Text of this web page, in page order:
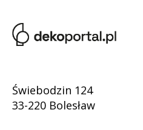
Świebodzin 124
33-220 Bolesław